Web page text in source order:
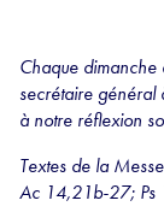
Chaque
secrétaire général
à notre réflexion
Textes de la Messe
Ac 14,21b-27;